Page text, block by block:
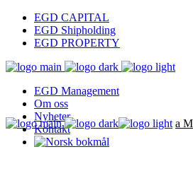
EGD CAPITAL
EGD Shipholding
EGD PROPERTY
EGD Management
Om oss
Nyheter
Kontakt